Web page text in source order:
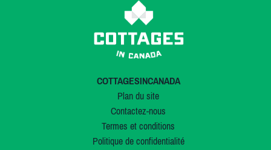
COTTAGESINCANADA
Plan du site
Contactez-nous
Termes et conditions
Politique de confidentialité